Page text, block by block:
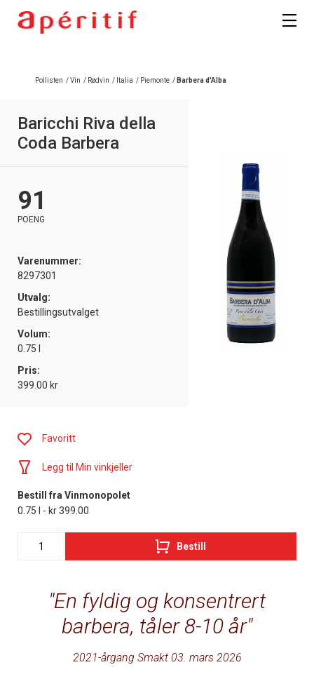
Pollisten /Vin / Rødvin / Italia / Piemonte / Barbera d'Alba
Baricchi Riva della
Coda Barbera
91
POENG
Varenummer:
8297301
Utvalg:
Bestillingsutvalget
Volum:
0.75 l
Pris:
399.00 kr
En fyldig og konsentrert
barbera, tåler 8-10 år
2021-årgang Smakt 03. mars 2026
Favoritt
Legg til Min vinkjeller
Bestill fra Vinmonopolet
0.75 l - kr 399.00
Bestill